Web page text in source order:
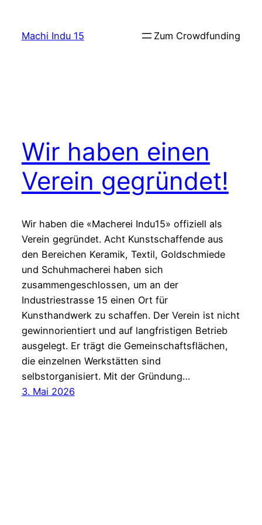
springen
Machi Indu 15 Zum Crowdfunding
Wir haben einen
Verein gegründet!
Wir haben die «Macherei Indu15» offiziell als
Verein gegründet. Acht Kunstschaffende aus
den Bereichen Keramik, Textil, Goldschmiede
und Schuhmacherei haben sich
zusammengeschlossen, um an der
Industriestrasse 15 einen Ort für
Kunsthandwerk zu schaffen. Der Verein ist nicht
gewinnorientiert und auf langfristigen Betrieb
ausgelegt. Er trägt die Gemeinschaftsflächen,
die einzelnen Werkstätten sind
selbstorganisiert. Mit der Gründung…
3. Mai 2026